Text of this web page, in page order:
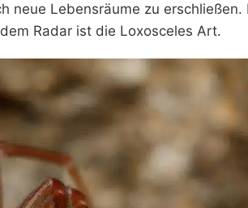
neue Lebensräume zu erschließen.
Radar ist die Loxosceles Art.